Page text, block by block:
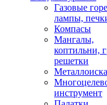
Газовые
лампы,
Компасы
Мангалы,
коптильни,
решетки
инструмент